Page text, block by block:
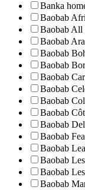
Banka
Baobab
Baobab All
Baobab
Baobab
Baobab
Baobab
Baobab
Baobab
Baobab
Baobab
Baobab
Baobab
Baobab
Baobab
Baobab